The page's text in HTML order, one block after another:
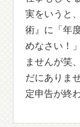
実をいうと
術』に「年
めなさい！
ませんが笑
だにありま
定申告が終